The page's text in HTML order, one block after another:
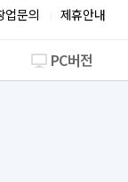
업문의 제휴안내
PC버전